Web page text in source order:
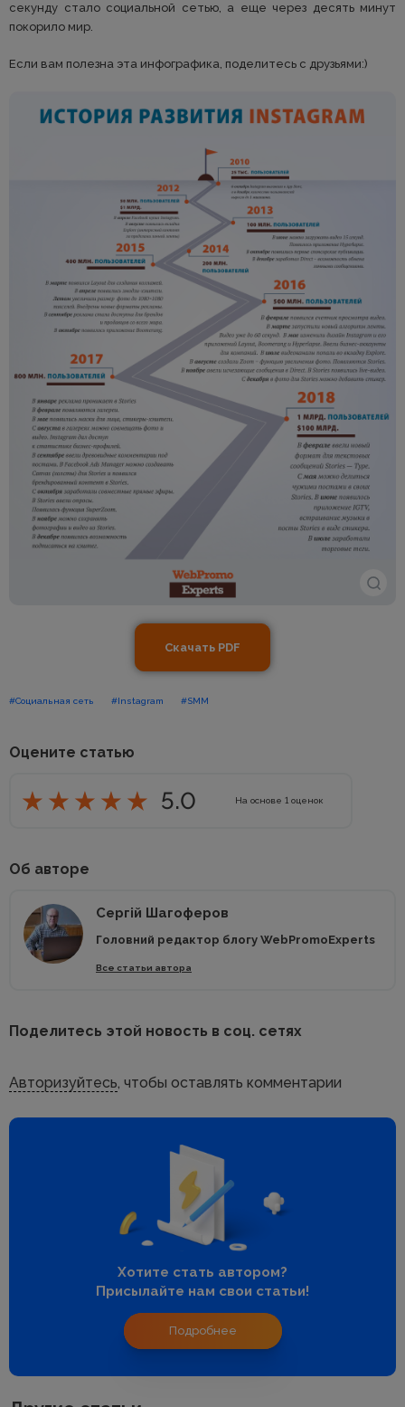
секунду стало социальной сетью, а еще через десять минут
покорило мир.
Если вам полезна эта инфографика, поделитесь с друзьями:)
Скачать PDF
#Социальная сеть #Instagram #SMM
Оцените статью
5.0 На основе 1 оценок
Об авторе
Сергій Шагоферов
Головний редактор блогу WebPromoExperts
Все статьи автора
Поделитесь этой новость в соц. сетях
Авторизуйтесь, чтобы оставлять комментарии
Хотите стать автором?
Присылайте нам свои статьи!
Подробнее